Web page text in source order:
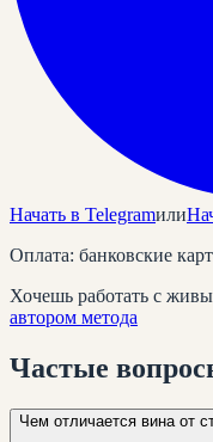
Начать в Telegramили
Оплата: банковские
Хочешь работать с
автором метода
Частые
Чем отличается вина от